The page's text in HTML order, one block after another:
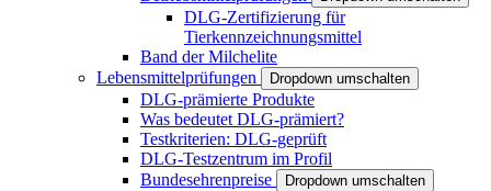
DLG-Zertifizierung für
Tierkennzeichnungsmittel
Band der Milchelite
Lebensmittelprüfungen
Dropdown umschalten
DLG-prämierte Produkte
Was bedeutet DLG-prämiert?
Testkriterien: DLG-geprüft
DLG-Testzentrum im Profil
Bundesehrenpreise
Dropdown umschalten